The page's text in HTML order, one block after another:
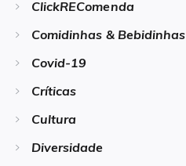
ClickREComenda
Comidinhas & Bebidinhas
Covid-19
Críticas
Cultura
Diversidade